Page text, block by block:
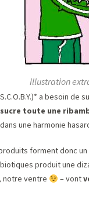
Illustration
a besoin
toute une
une harmonie
forment donc
produit une
notre ventre
– vont